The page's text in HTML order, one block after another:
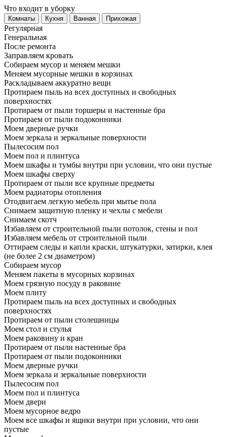
Что входит в уборку
Регу­лярная
Гене­ральная
После ремонта
Заправляем кровать
Собираем мусор и меняем мешки
Меняем мусорные мешки в корзинах
Раскладываем аккуратно вещи
Протираем пыль на всех доступных и свободных
поверхностях
Протираем от пыли торшеры и настенные бра
Протираем от пыли подоконники
Моем дверные ручки
Моем зеркала и зеркальные поверхности
Пылесосим пол
Моем пол и плинтуса
Моем шкафы и тумбы внутри при условии, что они пустые
Моем шкафы сверху
Протираем от пыли все крупные предметы
Моем радиаторы отопления
Отодвигаем легкую мебель при мытье пола
Снимаем защитную пленку и чехлы с мебели
Снимаем скотч
Избавляем от строительной пыли потолок, стены и пол
Избавляем мебель от строительной пыли
Оттираем следы и капли краски, штукатурки, затирки, клея
(не более 2 см диаметром)
Собираем мусор
Меняем пакеты в мусорных корзинах
Моем грязную посуду в раковине
Моем плиту
Протираем пыль на всех доступных и свободных
поверхностях
Протираем от пыли столешницы
Моем стол и стулья
Моем раковину и кран
Протираем от пыли настенные бра
Протираем от пыли подоконники
Моем дверные ручки
Моем зеркала и зеркальные поверхности
Пылесосим пол
Моем пол и плинтуса
Моем двери
Моем мусорное ведро
Моем все шкафы и ящики внутри при условии, что они
пустые